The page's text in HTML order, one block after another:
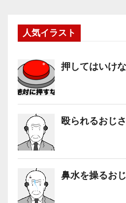
人気イラスト